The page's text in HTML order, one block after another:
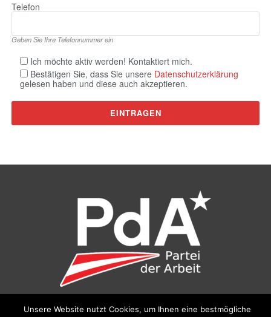
Telefon
Geben Sie Ihre Telefonnummer ein
Ich möchte aktiv werden! Kontaktiert mich.
Bestätigen Sie, dass Sie unsere Datenschutzerklärung
gelesen haben und diese auch akzeptieren.
©Partei der Arbeit (PdA), Bundesbüro: Drorygasse 21, 1030
Unsere Website nutzt Cookies, um Ihnen eine bestmögliche